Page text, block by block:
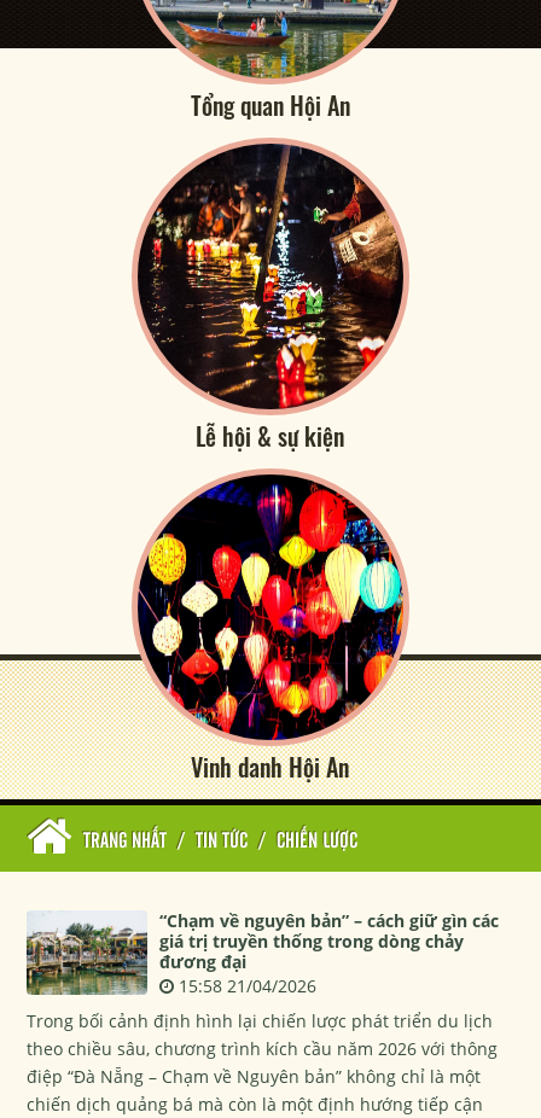
Tổng quan Hội An
Lễ hội & sự kiện
Vinh danh Hội An
TRANG NHẤT / TIN TỨC / CHIẾN LƯỢC
“Chạm về nguyên bản” – cách giữ gìn các
giá trị truyền thống trong dòng chảy
đương đại
15:58 21/04/2026
Trong bối cảnh định hình lại chiến lược phát triển du lịch
theo chiều sâu, chương trình kích cầu năm 2026 với thông
điệp “Đà Nẵng – Chạm về Nguyên bản” không chỉ là một
chiến dịch quảng bá mà còn là một định hướng tiếp cận